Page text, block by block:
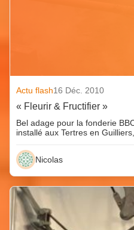
Actu flash16 Déc. 2010
« Fleurir & Fructifier »
Bel adage pour la fonderie
installé aux Tertres en
Nicolas